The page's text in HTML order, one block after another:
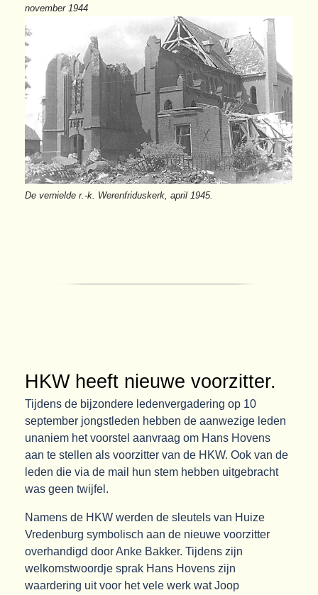
november 1944
De vernielde r.-k. Werenfriduskerk, april 1945.
HKW heeft nieuwe voorzitter.
Tijdens de bijzondere ledenvergadering op 10
september jongstleden hebben de aanwezige leden
unaniem het voorstel aanvraag om Hans Hovens
aan te stellen als voorzitter van de HKW. Ook van de
leden die via de mail hun stem hebben uitgebracht
was geen twijfel.
Namens de HKW werden de sleutels van Huize
Vredenburg symbolisch aan de nieuwe voorzitter
overhandigd door Anke Bakker. Tijdens zijn
welkomstwoordje sprak Hans Hovens zijn
waardering uit voor het vele werk wat Joop